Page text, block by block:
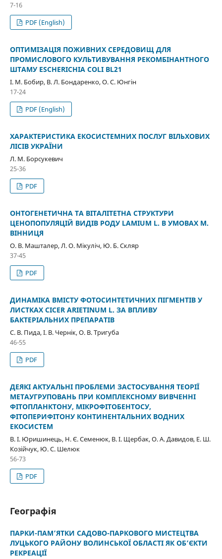
7-16
PDF (English)
ОПТИМІЗАЦІЯ ПОЖИВНИХ СЕРЕДОВИЩ ДЛЯ
ПРОМИСЛОВОГО КУЛЬТИВУВАННЯ РЕКОМБІНАНТНОГО
ШТАМУ ESCHERICHIA COLI BL21
І. М. Бобир, В. Л. Бондаренко, О. С. Юнгін
17-24
PDF (English)
ХАРАКТЕРИСТИКА ЕКОСИСТЕМНИХ ПОСЛУГ ВІЛЬХОВИХ
ЛІСІВ УКРАЇНИ
Л. М. Борсукевич
25-36
PDF
ОНТОГЕНЕТИЧНА ТА ВІТАЛІТЕТНА СТРУКТУРИ
ЦЕНОПОПУЛЯЦІЙ ВИДІВ РОДУ LAMIUM L. В УМОВАХ М.
ВІННИЦЯ
О. В. Машталер, Л. О. Мікуліч, Ю. Б. Скляр
37-45
PDF
ДИНАМІКА ВМІСТУ ФОТОСИНТЕТИЧНИХ ПІГМЕНТІВ У
ЛИСТКАХ CICER ARIETINUM L. ЗА ВПЛИВУ
БАКТЕРІАЛЬНИХ ПРЕПАРАТІВ
С. В. Пида, І. В. Чернік, О. В. Тригуба
46-55
PDF
ДЕЯКІ АКТУАЛЬНІ ПРОБЛЕМИ ЗАСТОСУВАННЯ ТЕОРІЇ
МЕТАУГРУПОВАНЬ ПРИ КОМПЛЕКСНОМУ ВИВЧЕННІ
ФІТОПЛАНКТОНУ, МІКРОФІТОБЕНТОСУ,
ФІТОПЕРИФІТОНУ КОНТИНЕНТАЛЬНИХ ВОДНИХ
ЕКОСИСТЕМ
В. І. Юришинець, Н. Є. Семенюк, В. І. Щербак, О. А. Давидов, Е. Ш.
Козійчук, Ю. С. Шелюк
56-73
PDF
Географія
ПАРКИ-ПАМ’ЯТКИ САДОВО-ПАРКОВОГО МИСТЕЦТВА
ЛУЦЬКОГО РАЙОНУ ВОЛИНСЬКОЇ ОБЛАСТІ ЯК ОБ’ЄКТИ
РЕКРЕАЦІЇ